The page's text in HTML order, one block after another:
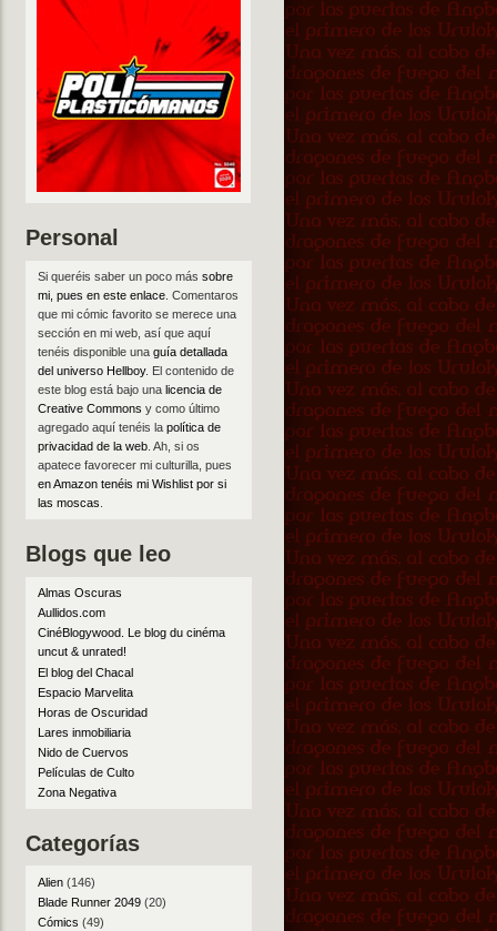
Personal
Si queréis saber un poco más sobre
mi, pues en este enlace. Comentaros
que mi cómic favorito se merece una
sección en mi web, así que aquí
tenéis disponible una guía detallada
del universo Hellboy. El contenido de
este blog está bajo una licencia de
Creative Commons y como último
agregado aquí tenéis la política de
privacidad de la web. Ah, si os
apatece favorecer mi culturilla, pues
en Amazon tenéis mi Wishlist por si
las moscas
Blogs que leo
Almas Oscuras
Aullidos.com
CinéBlogywood. Le blog du cinéma
uncut & unrated!
El blog del Chacal
Espacio Marvelita
Horas de Oscuridad
Lares inmobiliaria
Nido de Cuervos
Películas de Culto
Zona Negativa
Categorías
Alien(146)
Blade Runner 2049(20)
Cómics (49)